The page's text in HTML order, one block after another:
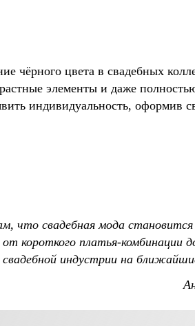
чёрного цвета в свадебных
элементы и даже
индивидуальность, оформив
что свадебная мода
короткого платья-
индустрии на